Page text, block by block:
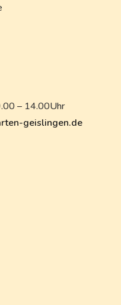
– 14.00Uhr
geislingen.de